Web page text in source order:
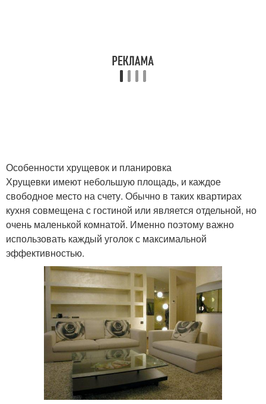
Особенности хрущевок и планировка
Хрущевки имеют небольшую площадь, и каждое
свободное место на счету. Обычно в таких квартирах
кухня совмещена с гостиной или является отдельной, но
очень маленькой комнатой. Именно поэтому важно
использовать каждый уголок с максимальной
эффективностью.